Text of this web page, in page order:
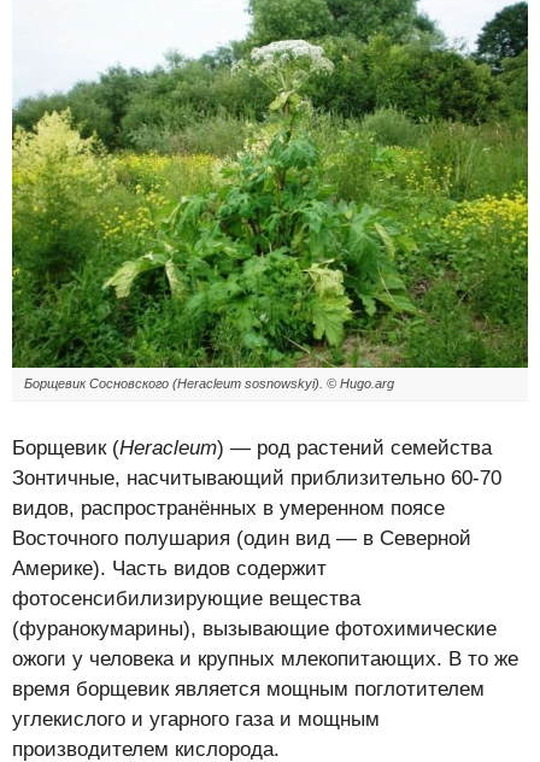
Борщевик Сосновского (Heracleum sosnowskyi). © Hugo.arg
Борщевик (Heracleum) — род растений семейства
Зонтичные, насчитывающий приблизительно 60-70
видов, распространённых в умеренном поясе
Восточного полушария (один вид — в Северной
Америке). Часть видов содержит
фотосенсибилизирующие вещества
(фуранокумарины), вызывающие фотохимические
ожоги у человека и крупных млекопитающих. В то же
время борщевик является мощным поглотителем
углекислого и угарного газа и мощным
производителем кислорода.